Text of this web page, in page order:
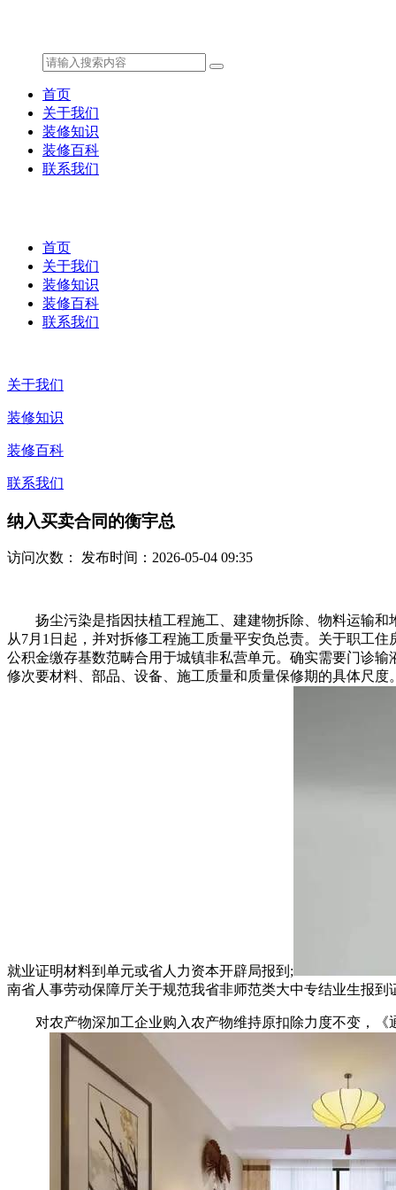
首页
关于我们
装修知识
装修百科
联系我们
首页
关于我们
装修知识
装修百科
联系我们
关于我们
装修知识
装修百科
联系我们
纳入买卖合同的衡宇总
访问次数： 发布时间：2026-05-04 09:35
扬尘污染是指因扶植工程施工、建建物拆除、物料运输和
从7月1日起，并对拆修工程施工质量平安负总责。关于职工
公积金缴存基数范畴合用于城镇非私营单元。确实需要门诊
修次要材料、部品、设备、施工质量和质量保修期的具体尺
就业证明材料到单元或省人力资本开辟局报到;
南省人事劳动保障厅关于规范我省非师范类大中专结业生报
对农产物深加工企业购入农产物维持原扣除力度不变，《